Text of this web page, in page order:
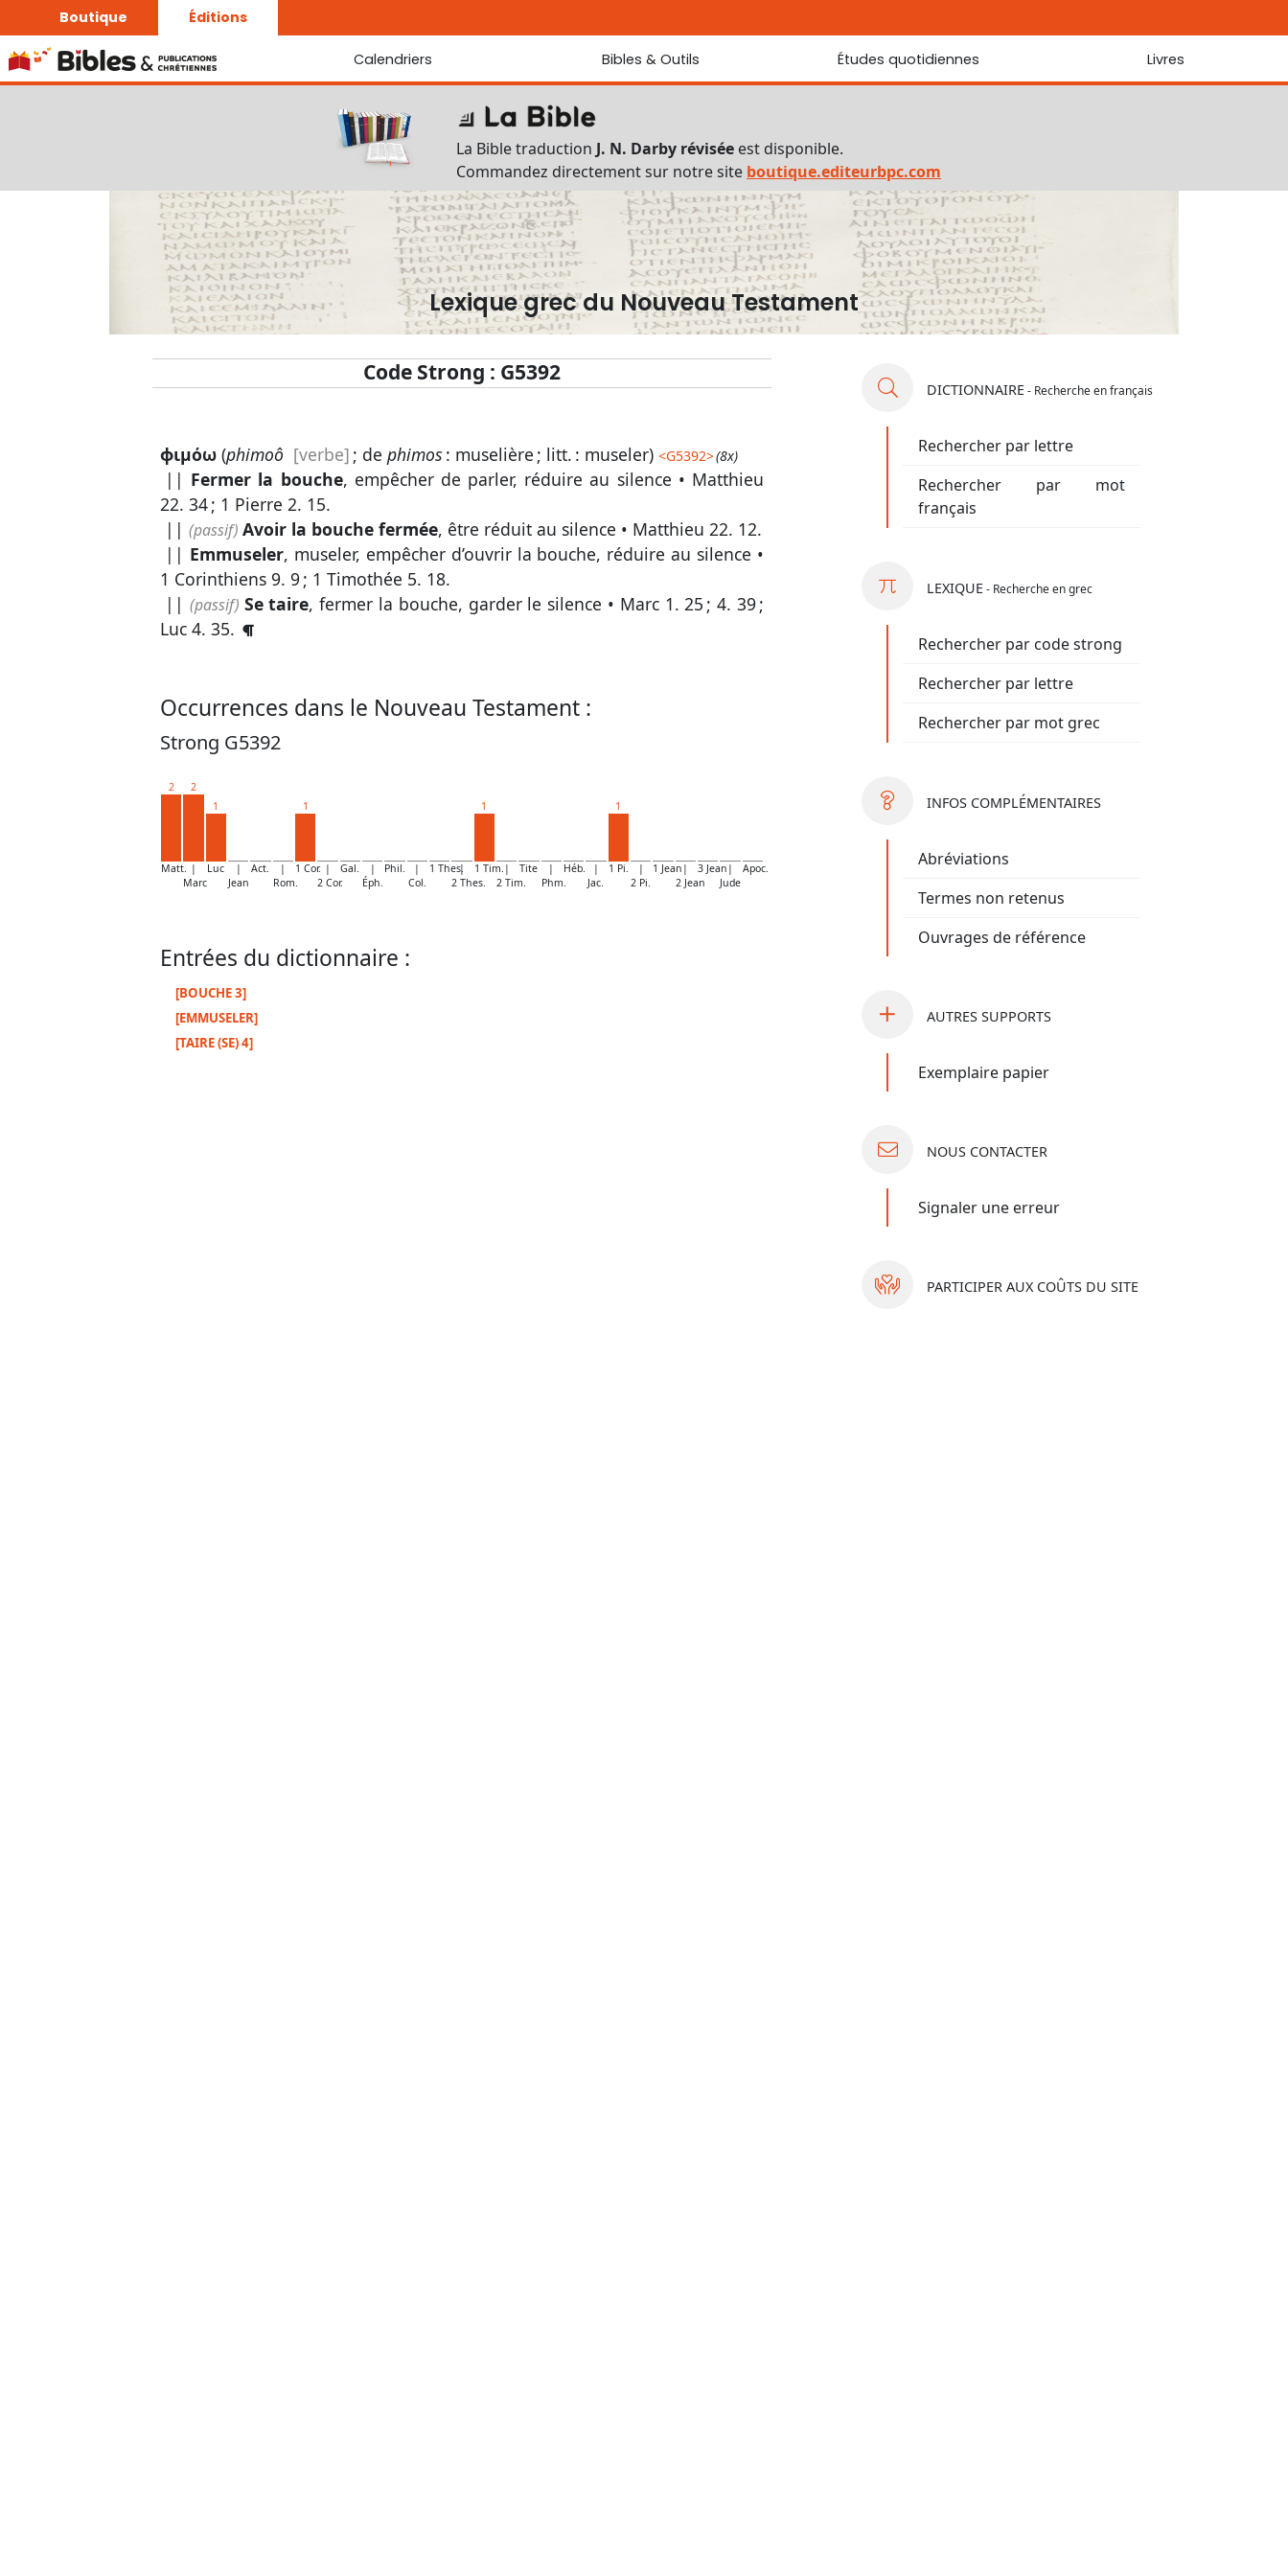
Boutique Éditions
Calendriers
La Bonne Semence
Le Seigneur est proche
Bibles & Outils
Bibles
Traduction J. N. Darby révisée
Traduction J. N. Darby
Ancien Testament interlinéaire
Nouveau Testament interlinéaire
Outils
Dictionnaire français du Nouveau Testament
Lexique grec du Nouveau Testament
Questionnaire de connaissances du Nouveau Testament
Téléchargements
Études quotidiennes Livres
La Bible traduction J. N. Darby révisée est disponible.
Commandez directement sur notre site boutique.editeurbpc.com
Lexique grec du Nouveau Testament
Code Strong : G5392
ϕιμόω (phimoô [verbe] ; de phimos : muselière ; litt. : museler) <G5392>(8x)
|| Fermer la bouche, empêcher de parler, réduire au silence • Matthieu
22. 34; 1 Pierre 2. 15.
|| (passif) Avoir la bouche fermée, être réduit au silence • Matthieu 22. 12.
|| Emmuseler, museler, empêcher d’ouvrir la bouche, réduire au silence •
1 Corinthiens 9. 9; 1 Timothée 5. 18.
|| (passif) Se taire, fermer la bouche, garder le silence • Marc 1. 25 ;4. 39;
Luc 4. 35.
Occurrences dans le Nouveau Testament :
Strong G5392
2
Matt.
2
|
Marc
1
Luc
|
Jean
Act.
|
Rom.
1
1 Cor. |
2 Cor.
Gal.
|
Éph.
Phil.
|
Col.
1 Thes.
|
2 Thes.
1
1 Tim. |
2 Tim.
Tite
|
Phm.
Héb.
|
Jac.
1
1 Pi.
|
2 Pi.
1 Jean |
2 Jean
3 Jean |
Jude
Apoc.
Entrées du dictionnaire :
[BOUCHE 3]
[EMMUSELER]
[TAIRE (SE) 4]
DICTIONNAIRE- Recherche en français
Rechercher par lettre
Rechercher par mot
français
LEXIQUE- Recherche en grec
Rechercher par code strong
Rechercher par lettre
Rechercher par mot grec
INFOS COMPLÉMENTAIRES
Abréviations
Termes non retenus
Ouvrages de référence
AUTRES SUPPORTS
Exemplaire papier
NOUS CONTACTER
Signaler une erreur
PARTICIPER AUX COÛTS DU SITE